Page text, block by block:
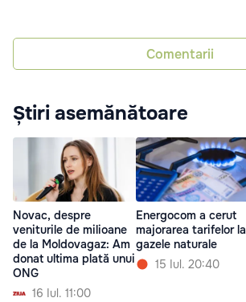
Comentarii
Știri asemănătoare
Novac, despre
veniturile de milioane
de la Moldovagaz: Am
donat ultima plată unui
ONG
16 Iul. 11:00
Energocom a cerut
majorarea tarifelor la
gazele naturale
15 Iul. 20:40